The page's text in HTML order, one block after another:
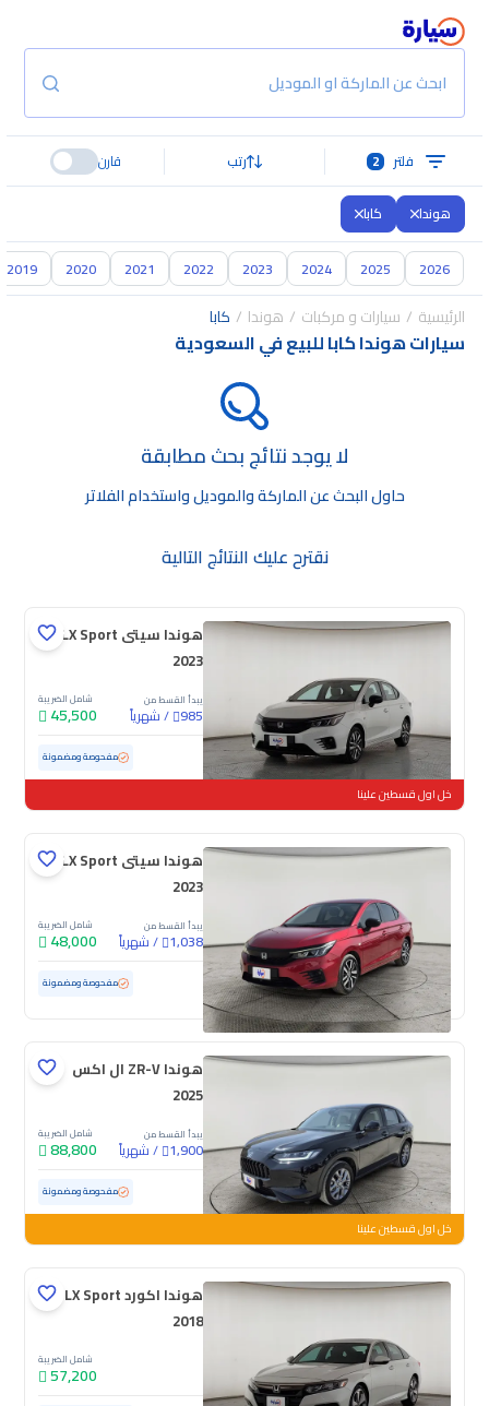
ابحث عن الماركة او الموديل
فلتر 2 رتب قارن
هوندا كابا
2026
2025
2024
2023
2022
2021
2020
2019
الرئيسية سيارات و مركبات هوندا كابا
سيارات هوندا كابا للبيع في السعودية
لا يوجد نتائج بحث مطابقة
حاول البحث عن الماركة والموديل واستخدام الفلاتر
نقترح عليك النتائج التالية
هوندا سيتى LX Sport
2023
يبدأ القسط من
985
/شهرياً
شامل الضريبة
45,500
مستعملة 40,457 كم ممشى قليل مفحوصة ومضمونة
خل اول قسطين علينا
هوندا سيتى LX Sport
2023
يبدأ القسط من
1,038
/شهرياً
شامل الضريبة
48,000
مستعملة 39,197 كم ممشى قليل مفحوصة ومضمونة
هوندا ZR-V ال اكس
2025
يبدأ القسط من
1,900
/شهرياً
شامل الضريبة
88,800
مستعملة 7,707 كم ممشى قليل مفحوصة ومضمونة
خل اول قسطين علينا
هوندا اكورد LX Sport
2018
شامل الضريبة
57,200